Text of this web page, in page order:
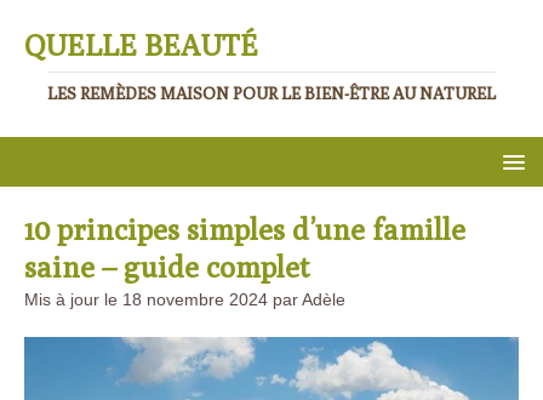
QUELLE BEAUTÉ
LES REMÈDES MAISON POUR LE BIEN-ÊTRE AU NATUREL
10 principes simples d’une famille
saine – guide complet
Mis à jour le 18 novembre 2024 par Adèle